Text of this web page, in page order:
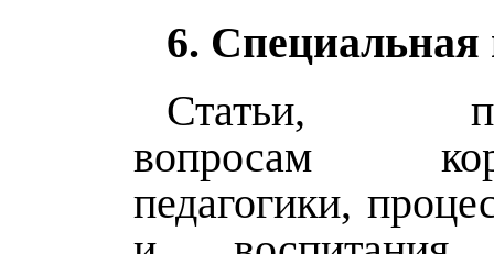
6. Специальная
Статьи,
вопросам
педагогики,